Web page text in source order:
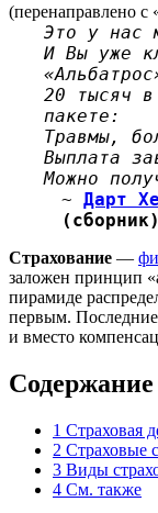
(перенаправлено с
Это у нас
И Вы уже
20 тысяч
пакете:
Травмы,
Выплата
Можно
~ Дарт
Страхование —
заложен принцип
пирамиде
первым.
и вместо
Содержание
1 Страховая
2 Страховые
3 Виды
4 См. также